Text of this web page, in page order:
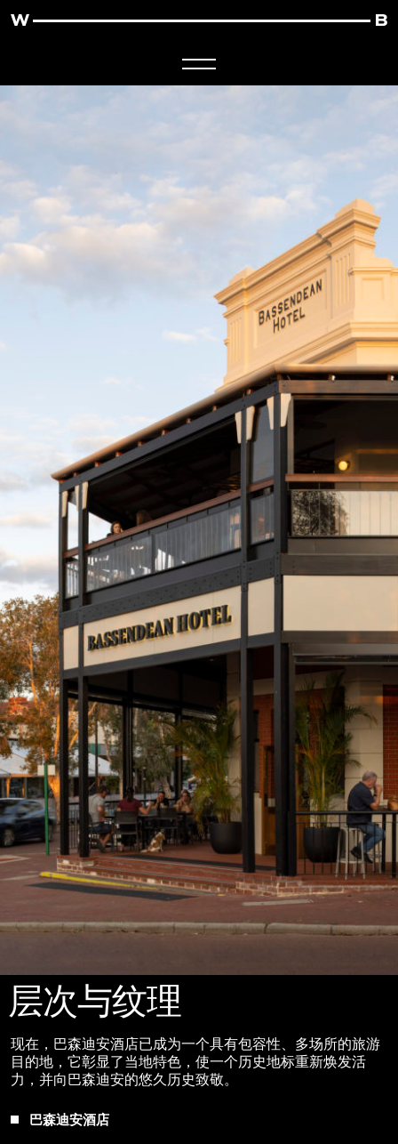
层次与纹理
现在，巴森迪安酒店已成为一个具有包容性、多场所的旅游
目的地，它彰显了当地特色，使一个历史地标重新焕发活
力，并向巴森迪安的悠久历史致敬。
巴森迪安酒店